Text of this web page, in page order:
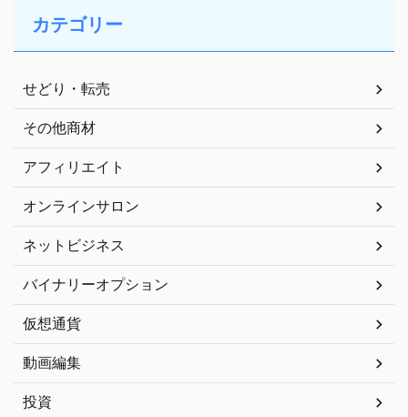
カテゴリー
せどり・転売
その他商材
アフィリエイト
オンラインサロン
ネットビジネス
バイナリーオプション
仮想通貨
動画編集
投資